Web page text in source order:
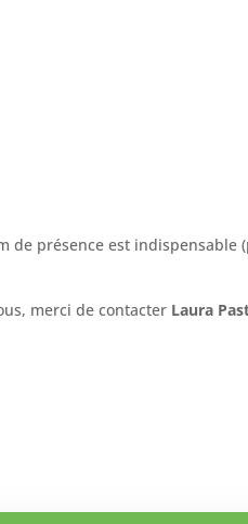
présence est indispensable
merci de contacter Laura